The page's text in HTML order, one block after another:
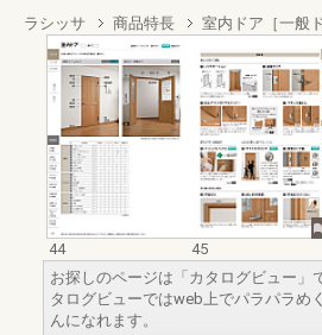
ラシッサ 商品特長 室内ドア［一般ド
44
45
お探しのページは「カタログビュー」
タログビューではweb上でパラパラめ
んになれます。